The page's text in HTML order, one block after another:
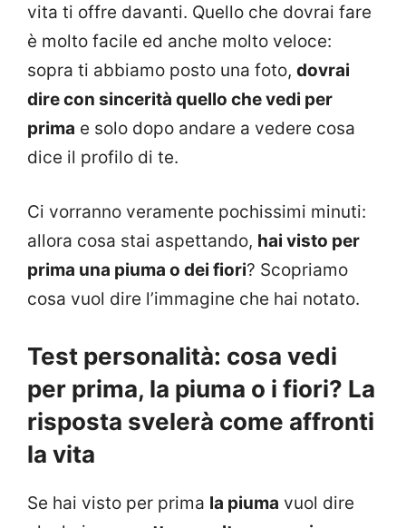
vita ti offre davanti. Quello che dovrai fare
è molto facile ed anche molto veloce:
sopra ti abbiamo posto una foto, dovrai
dire con sincerità quello che vedi per
prima e solo dopo andare a vedere cosa
dice il profilo di te.
Ci vorranno veramente pochissimi minuti:
allora cosa stai aspettando, hai visto per
prima una piuma o dei fiori? Scopriamo
cosa vuol dire l’immagine che hai notato.
Test personalità: cosa vedi
per prima, la piuma o i fiori? La
risposta svelerà come affronti
la vita
Se hai visto per prima la piuma vuol dire